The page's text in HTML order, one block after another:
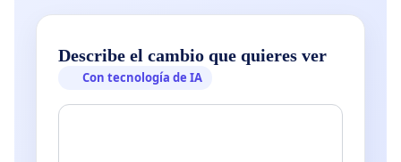
Describe el cambio que quieres ver
Con tecnología de IA